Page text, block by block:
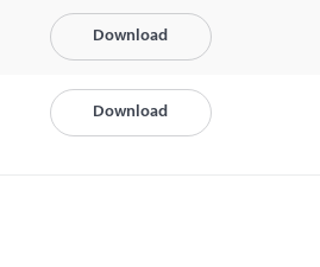
Download
Download